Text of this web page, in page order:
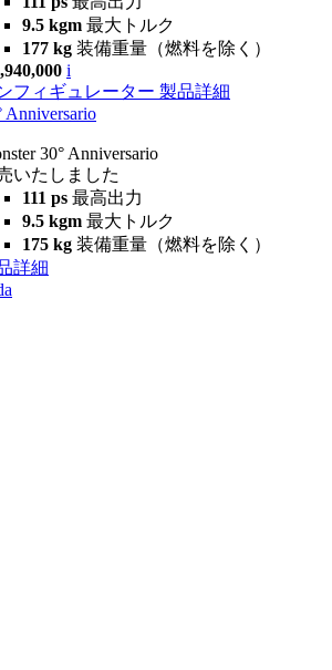
9.5 kgm 最大トルク
177 kg 装備重量（燃料を除く）
i
フィギュレーター 製品詳細
Anniversario
30° Anniversario
いたしました
111 ps 最高出力
9.5 kgm 最大トルク
175 kg 装備重量（燃料を除く）
詳細